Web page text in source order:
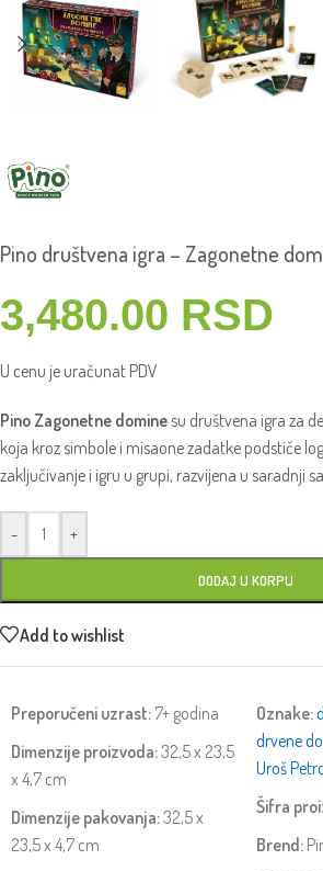
Pino društvena igra – Zagonetne
3,480.00 RSD
U cenu je uračunat PDV
Pino Zagonetne dominesu društvena igra za
koja kroz simbole i misaone zadatke podstiče
zaključivanje i igru u grupi, razvijena u saradnji sa
- +
DODAJ U KORPU
Add to wishlist
Preporučeni uzrast: 7+ godina
Dimenzije proizvoda:32,5 x 23,5
x 4,7 cm
Dimenzije pakovanja:32,5 x
23,5 x 4,7 cm
Oznake:
drvene
Uroš
Šifra
Brend: